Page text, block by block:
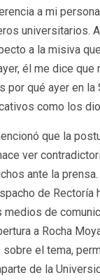
a mi
universitarios.
a la misiva
él me dice que
por qué ayer en la
como los
que la
ver
ante la
de Rectoría
medios de
a Rocha
el tema,
de la